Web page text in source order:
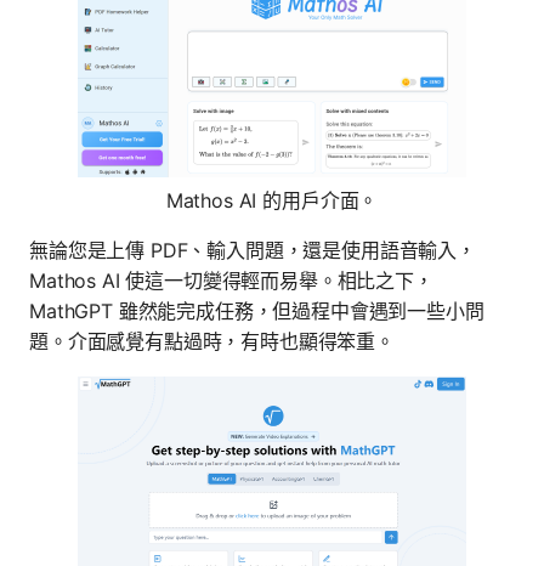
Mathos AI 的用戶介面。
無論您是上傳 PDF、輸入問題，還是使用語音輸入，
Mathos AI 使這一切變得輕而易舉。相比之下，
MathGPT 雖然能完成任務，但過程中會遇到一些小問
題。介面感覺有點過時，有時也顯得笨重。